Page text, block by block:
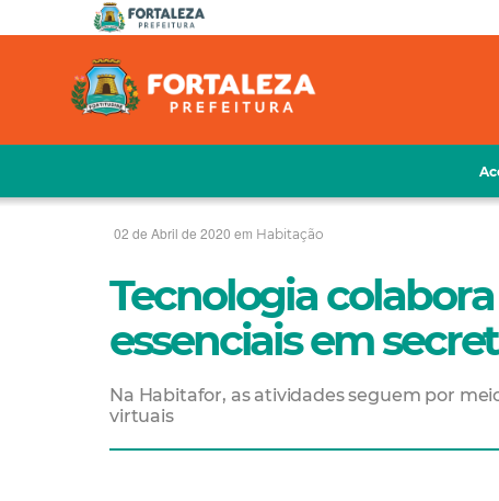
02 de Abril de 2020 em Habitação
Tecnologia
essenciais em
Na Habitafor, as atividades seguem por
virtuais